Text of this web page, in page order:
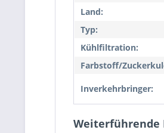
Land:
Typ:
Kühlfiltration:
Farbstoff/
Inverkehrbringer:
Weiterführende